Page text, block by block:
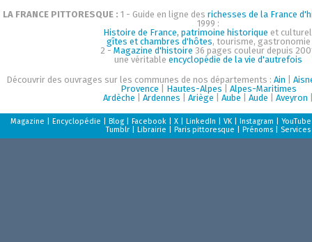
LA FRANCE PITTORESQUE : 1 - Guide en ligne des richesses de la France
1999 :
Histoire de France, patrimoine historique et
gîtes et chambres d'hôtes, tourisme, gastronomie
2 - Magazine d'histoire 36 pages couleur depuis
une véritableencyclopédie de la vie d'autrefois
Découvrir des ouvrages sur les communes de nos départements :Ain |
Provence
Hautes-Alpes
Alpes-Maritimes
Ardèche |Ardennes |Ariège |Aube |Aude |Aveyron
Magazine |Encyclopédie |Blog |Facebook |X |LinkedIn |VK |Instagram |YouTube
Tumblr |Librairie |Paris pittoresque |Prénoms Services